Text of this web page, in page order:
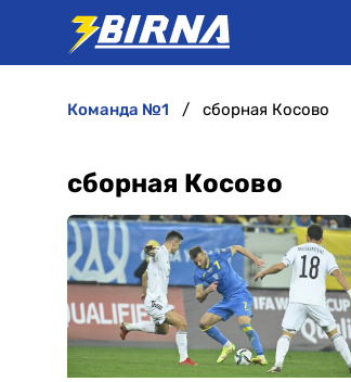
команда №1 сборная Косово
сборная Косово